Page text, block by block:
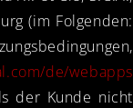
(im Folgenden:
/de/webapps
der Kunde nicht